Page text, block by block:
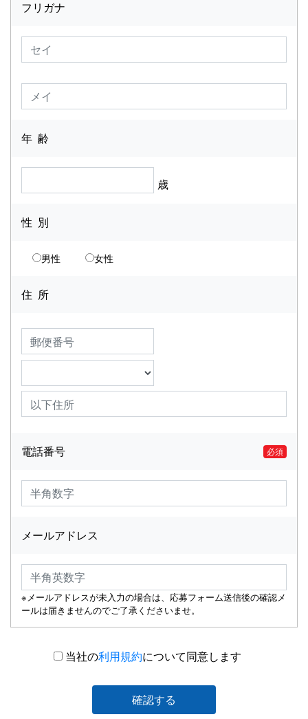
フリガナ
年 齢
歳
性 別
男性 女性
住 所
電話番号 必須
メールアドレス
※メールアドレスが未入力の場合は、応募フォーム送信後の確認メ
ールは届きませんのでご了承くださいませ。
当社の利用規約について同意します
確認する